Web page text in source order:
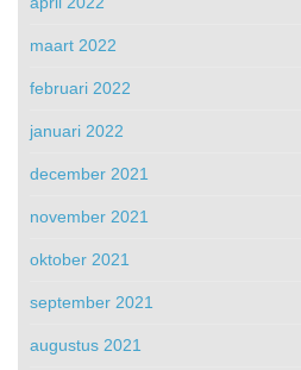
maart 2022
februari 2022
januari 2022
december 2021
november 2021
oktober 2021
september 2021
augustus 2021